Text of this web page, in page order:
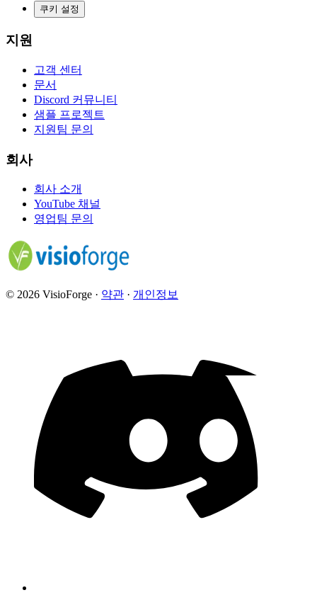
쿠키 설정
지원
고객 센터
문서
Discord 커뮤니티
샘플 프로젝트
지원팀 문의
회사
회사 소개
YouTube 채널
영업팀 문의
© 2026 VisioForge · 약관 · 개인정보